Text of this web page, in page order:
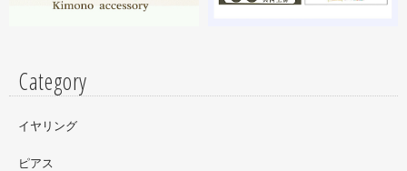
Category
イヤリング
ピアス